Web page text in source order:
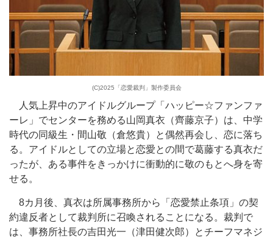
(C)2025「恋愛裁判」製作委員会
人気上昇中のアイドルグループ「ハッピー☆ファンファ
ーレ」でセンターを務める山岡真衣（齊藤京子）は、中学
時代の同級生・間山敬（倉悠貴）と偶然再会し、恋に落ち
る。アイドルとしての立場と恋愛との間で葛藤する真衣だ
ったが、ある事件をきっかけに衝動的に敬のもとへ身を寄
せる。
8カ月後、真衣は所属事務所から「恋愛禁止条項」の契
約違反者として裁判所に召喚されることになる。裁判で
は、事務所社長の吉田光一（津田健次郎）とチーフマネジ